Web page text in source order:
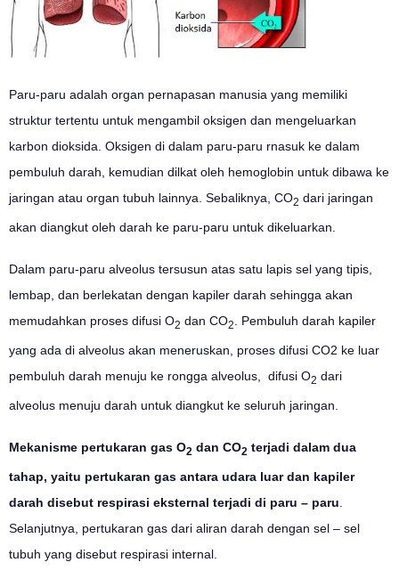
Paru-paru adalah organ pernapasan manusia yang memiliki
struktur tertentu untuk mengambil oksigen dan mengeluarkan
karbon dioksida. Oksigen di dalam paru-paru rnasuk ke dalam
pembuluh darah, kemudian dilkat oleh hemoglobin untuk dibawa ke
jaringan atau organ tubuh lainnya. Sebaliknya, CO2 dari jaringan
akan diangkut oleh darah ke paru-paru untuk dikeluarkan.
Dalam paru-paru alveolus tersusun atas satu lapis sel yang tipis,
lembap, dan berlekatan dengan kapiler darah sehingga akan
memudahkan proses difusi O2 dan CO2 . Pembuluh darah kapiler
yang ada di alveolus akan meneruskan, proses difusi CO2 ke luar
pembuluh darah menuju ke rongga alveolus, difusi O2 dari
alveolus menuju darah untuk diangkut ke seluruh jaringan.
Mekanisme pertukaran gas O2 dan CO2 terjadi dalam dua
tahap, yaitu pertukaran gas antara udara luar dan kapiler
darah disebut respirasi eksternal terjadi di paru – paru
Selanjutnya, pertukaran gas dari aliran darah dengan sel – sel
tubuh yang disebut respirasi internal.